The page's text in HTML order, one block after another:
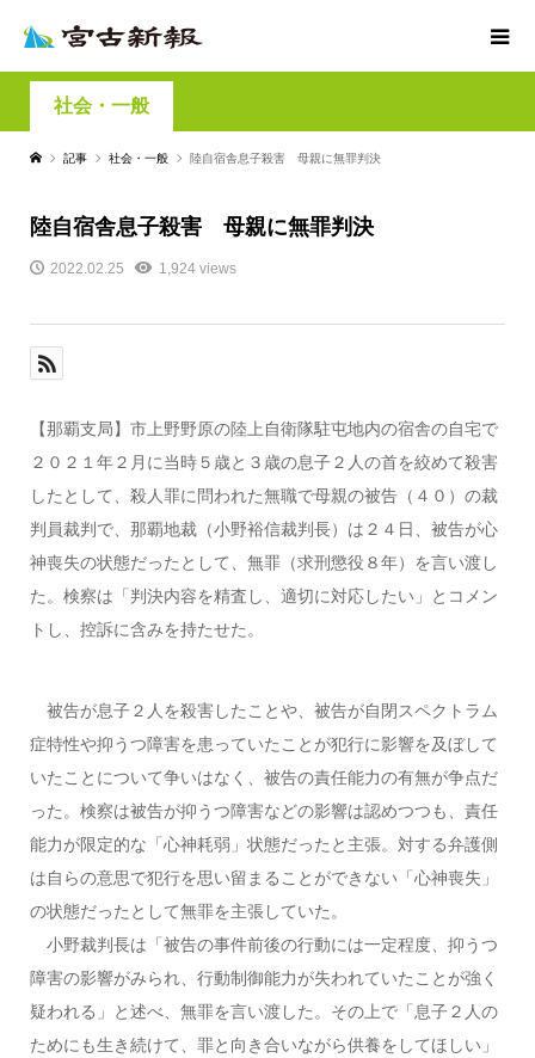
社会・一般
記事 社会・一般 陸自宿舎息子殺害 母親に無罪判決
陸自宿舎息子殺害 母親に無罪判決
2022.02.25 1,924 views
【那覇支局】市上野野原の陸上自衛隊駐屯地内の宿舎の自宅で
２０２１年２月に当時５歳と３歳の息子２人の首を絞めて殺害
したとして、殺人罪に問われた無職で母親の被告（４０）の裁
判員裁判で、那覇地裁（小野裕信裁判長）は２４日、被告が心
神喪失の状態だったとして、無罪（求刑懲役８年）を言い渡し
た。検察は「判決内容を精査し、適切に対応したい」とコメン
トし、控訴に含みを持たせた。
被告が息子２人を殺害したことや、被告が自閉スペクトラム
症特性や抑うつ障害を患っていたことが犯行に影響を及ぼして
いたことについて争いはなく、被告の責任能力の有無が争点だ
った。検察は被告が抑うつ障害などの影響は認めつつも、責任
能力が限定的な「心神耗弱」状態だったと主張。対する弁護側
は自らの意思で犯行を思い留まることができない「心神喪失」
の状態だったとして無罪を主張していた。
小野裁判長は「被告の事件前後の行動には一定程度、抑うつ
障害の影響がみられ、行動制御能力が失われていたことが強く
疑われる」と述べ、無罪を言い渡した。その上で「息子２人の
ためにも生き続けて、罪と向き合いながら供養をしてほしい」